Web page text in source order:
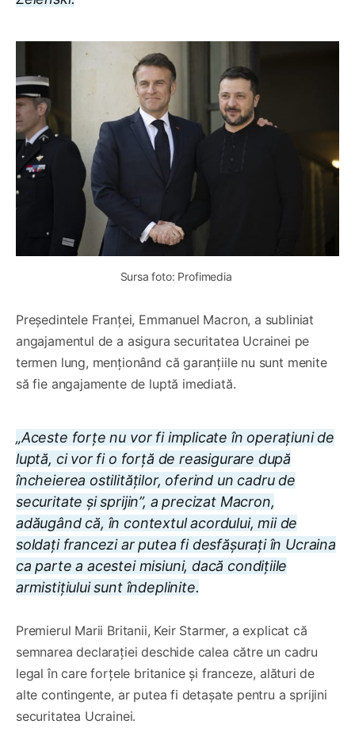
Sursa foto: Profimedia
Președintele Franţei, Emmanuel Macron, a subliniat
angajamentul de a asigura securitatea Ucrainei pe
termen lung, menţionând că garanţiile nu sunt menite
să fie angajamente de luptă imediată.
„Aceste forţe nu vor fi implicate în operaţiuni de
luptă, ci vor fi o forţă de reasigurare după
încheierea ostilităţilor, oferind un cadru de
securitate şi sprijin”, a precizat Macron,
adăugând că, în contextul acordului, mii de
soldaţi francezi ar putea fi desfăşuraţi în Ucraina
ca parte a acestei misiuni, dacă condiţiile
armistiţiului sunt îndeplinite.
Premierul Marii Britanii, Keir Starmer, a explicat că
semnarea declaraţiei deschide calea către un cadru
legal în care forţele britanice şi franceze, alături de
alte contingente, ar putea fi detaşate pentru a sprijini
securitatea Ucrainei.